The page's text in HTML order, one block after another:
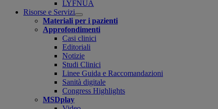
LYFNUA
Risorse e Servizi
Open
submenu
Materiali per i pazienti
Approfondimenti
Casi clinici
Editoriali
Notizie
Studi Clinici
Linee Guida e Raccomandazioni
Sanità digitale
Congress Highlights
MSDplay